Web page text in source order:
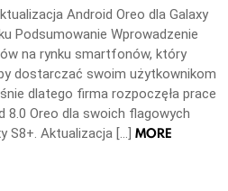
Android Oreo dla Galaxy
Podsumowanie Wprowadzenie
na rynku smartfonów, który
dostarczać swoim użytkownikom
dlatego firma rozpoczęła prace
8.0 Oreo dla swoich flagowych
S8+. Aktualizacja […] MORE